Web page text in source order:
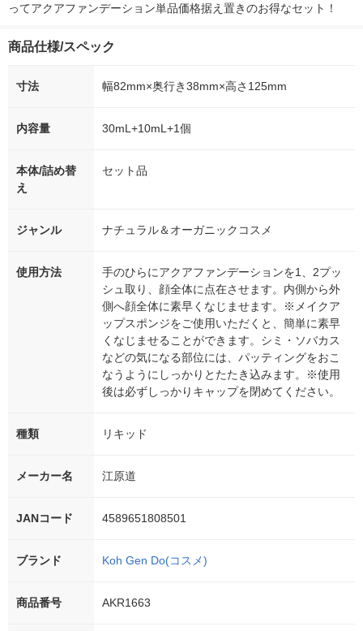
ってアクアファンデーション単品価格据え置きのお得なセット！
商品仕様/スペック
寸法 幅82mm×奥行き38mm×高さ125mm
内容量 30mL+10mL+1個
本体/詰め替
え
セット品
ジャンル ナチュラル＆オーガニックコスメ
使用方法
手のひらにアクアファンデーションを1、2プッ
シュ取り、顔全体に点在させます。内側から外
側へ顔全体に素早くなじませます。※メイクア
ップスポンジをご使用いただくと、簡単に素早
くなじませることができます。シミ・ソバカス
などの気になる部位には、パッティングをおこ
なうようにしっかりとたたき込みます。※使用
後は必ずしっかりキャップを閉めてください。
種類 リキッド
メーカー名 江原道
JANコード 4589651808501
ブランド Koh Gen Do(コスメ)
商品番号 AKR1663